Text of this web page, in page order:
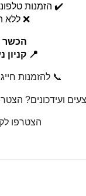
✔️ הזמנות
❌ ללא
הכשר
📍
📞 להזמנות
ועידכונים?
הצטרפו